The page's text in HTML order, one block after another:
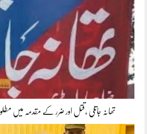
تھانہ جاتلی ،قتل اور ضرر کے مقدمہ میں